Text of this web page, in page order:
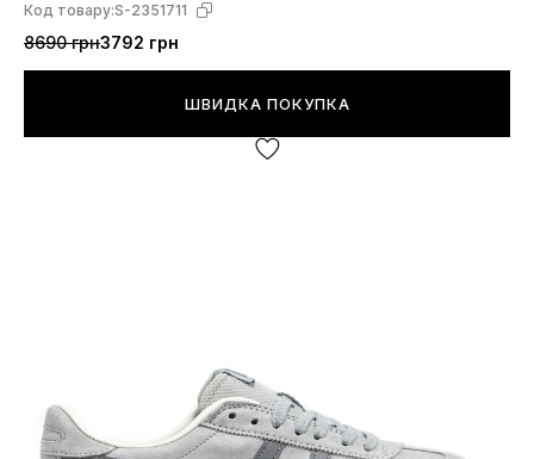
Код товару:S-2351711
8690 грн3792 грн
ШВИДКА ПОКУПКА